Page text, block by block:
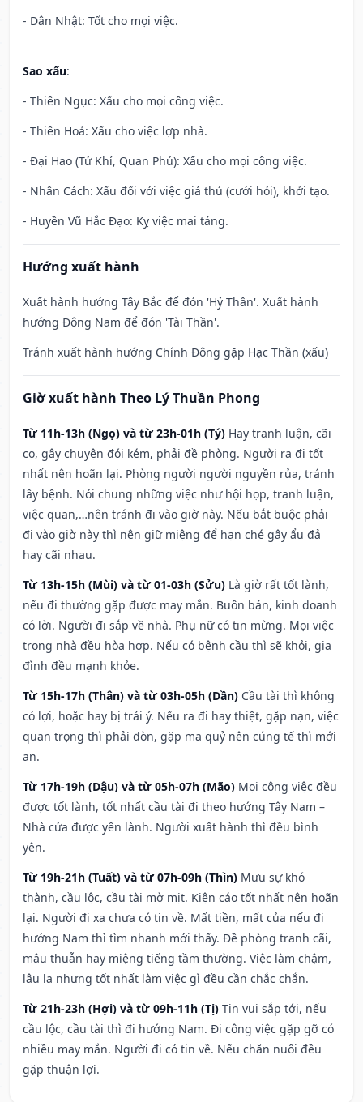
- Dân Nhật: Tốt cho mọi việc.
Sao xấu:
- Thiên Ngục: Xấu cho mọi công việc.
- Thiên Hoả: Xấu cho việc lợp nhà.
- Đại Hao (Tử Khí, Quan Phú): Xấu cho mọi công việc.
- Nhân Cách: Xấu đối với việc giá thú (cưới hỏi), khởi tạo.
- Huyền Vũ Hắc Đạo: Kỵ việc mai táng.
Hướng xuất hành
Xuất hành hướng Tây Bắc để đón 'Hỷ Thần'. Xuất hành
hướng Đông Nam để đón 'Tài Thần'.
Tránh xuất hành hướng Chính Đông gặp Hạc Thần (xấu)
Giờ xuất hành Theo Lý Thuần Phong
Từ 11h-13h (Ngọ) và từ 23h-01h (Tý) Hay tranh luận, cãi
cọ, gây chuyện đói kém, phải đề phòng. Người ra đi tốt
nhất nên hoãn lại. Phòng người người nguyền rủa, tránh
lây bệnh. Nói chung những việc như hội họp, tranh luận,
việc quan,…nên tránh đi vào giờ này. Nếu bắt buộc phải
đi vào giờ này thì nên giữ miệng để hạn ché gây ẩu đả
hay cãi nhau.
Từ 13h-15h (Mùi) và từ 01-03h (Sửu) Là giờ rất tốt lành,
nếu đi thường gặp được may mắn. Buôn bán, kinh doanh
có lời. Người đi sắp về nhà. Phụ nữ có tin mừng. Mọi việc
trong nhà đều hòa hợp. Nếu có bệnh cầu thì sẽ khỏi, gia
đình đều mạnh khỏe.
Từ 15h-17h (Thân) và từ 03h-05h (Dần) Cầu tài thì không
có lợi, hoặc hay bị trái ý. Nếu ra đi hay thiệt, gặp nạn, việc
quan trọng thì phải đòn, gặp ma quỷ nên cúng tế thì mới
an.
Từ 17h-19h (Dậu) và từ 05h-07h (Mão) Mọi công việc đều
được tốt lành, tốt nhất cầu tài đi theo hướng Tây Nam –
Nhà cửa được yên lành. Người xuất hành thì đều bình
yên.
Từ 19h-21h (Tuất) và từ 07h-09h (Thìn) Mưu sự khó
thành, cầu lộc, cầu tài mờ mịt. Kiện cáo tốt nhất nên hoãn
lại. Người đi xa chưa có tin về. Mất tiền, mất của nếu đi
hướng Nam thì tìm nhanh mới thấy. Đề phòng tranh cãi,
mâu thuẫn hay miệng tiếng tầm thường. Việc làm chậm,
lâu la nhưng tốt nhất làm việc gì đều cần chắc chắn.
Từ 21h-23h (Hợi) và từ 09h-11h (Tị) Tin vui sắp tới, nếu
cầu lộc, cầu tài thì đi hướng Nam. Đi công việc gặp gỡ có
nhiều may mắn. Người đi có tin về. Nếu chăn nuôi đều
gặp thuận lợi.